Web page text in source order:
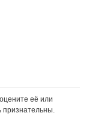
её или
признательны.